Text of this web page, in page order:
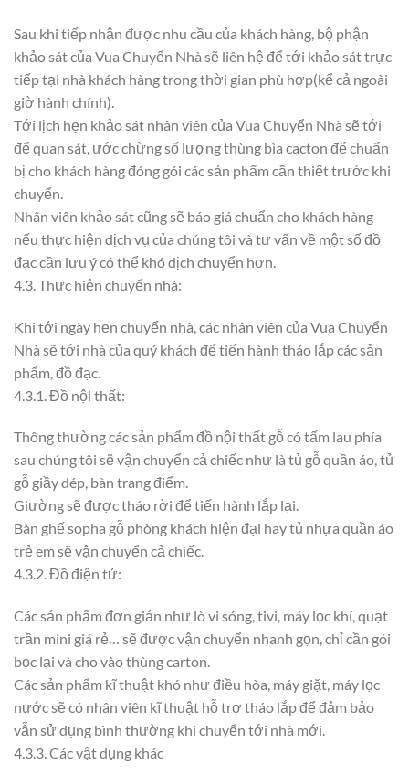
Sau khi tiếp nhận được nhu cầu của khách hàng, bộ phận
khảo sát của Vua Chuyển Nhà sẽ liên hệ để tới khảo sát trực
tiếp tại nhà khách hàng trong thời gian phù hợp(kể cả ngoài
giờ hành chính).
Tới lịch hẹn khảo sát nhân viên của Vua Chuyển Nhà sẽ tới
để quan sát, ước chừng số lượng thùng bìa cacton để chuẩn
bị cho khách hàng đóng gói các sản phẩm cần thiết trước khi
chuyển.
Nhân viên khảo sát cũng sẽ báo giá chuẩn cho khách hàng
nếu thực hiện dịch vụ của chúng tôi và tư vấn về một số đồ
đạc cần lưu ý có thể khó dịch chuyển hơn.
4.3. Thực hiện chuyển nhà:
Khi tới ngày hẹn chuyển nhà, các nhân viên của Vua Chuyển
Nhà sẽ tới nhà của quý khách để tiến hành tháo lắp các sản
phẩm, đồ đạc.
4.3.1. Đồ nội thất:
Thông thường các sản phẩm đồ nội thất gỗ có tấm lau phía
sau chúng tôi sẽ vận chuyển cả chiếc như là tủ gỗ quần áo, tủ
gỗ giầy dép, bàn trang điểm.
Giường sẽ được tháo rời để tiến hành lắp lại.
Bàn ghế sopha gỗ phòng khách hiện đại hay tủ nhựa quần áo
trẻ em sẽ vận chuyển cả chiếc.
4.3.2. Đồ điện tử:
Các sản phẩm đơn giản như lò vi sóng, tivi, máy lọc khí, quạt
trần mini giá rẻ… sẽ được vận chuyển nhanh gọn, chỉ cần gói
bọc lại và cho vào thùng carton.
Các sản phẩm kĩ thuật khó như điều hòa, máy giặt, máy lọc
nước sẽ có nhân viên kĩ thuật hỗ trợ tháo lắp để đảm bảo
vẫn sử dụng bình thường khi chuyển tới nhà mới.
4.3.3. Các vật dụng khác